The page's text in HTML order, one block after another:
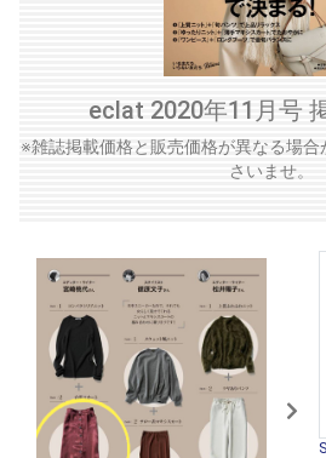
eclat 2020年11月号
※雑誌掲載価格と販売価格が異なる場
さいませ。